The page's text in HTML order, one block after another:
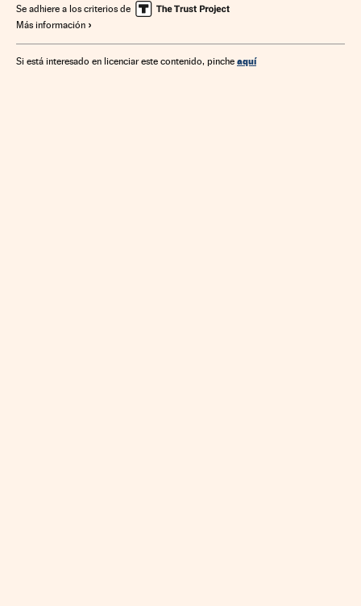
Se adhiere a los criterios de
Más información
Si está interesado en licenciar este contenido, pinche aquí